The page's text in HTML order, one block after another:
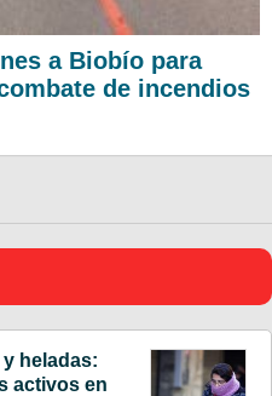
a Biobío para
de incendios
heladas:
activos en